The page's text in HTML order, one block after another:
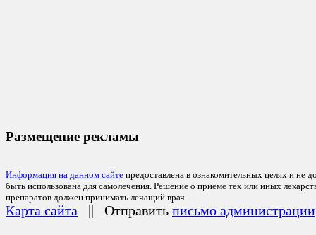
Размещение рекламы
Информация на данном сайте предоставлена в ознакомительных целях и не
быть использована для самолечения. Решение о приеме тех или иных
препаратов должен принимать лечащий врач.
Карта сайта || Отправить письмо администрации